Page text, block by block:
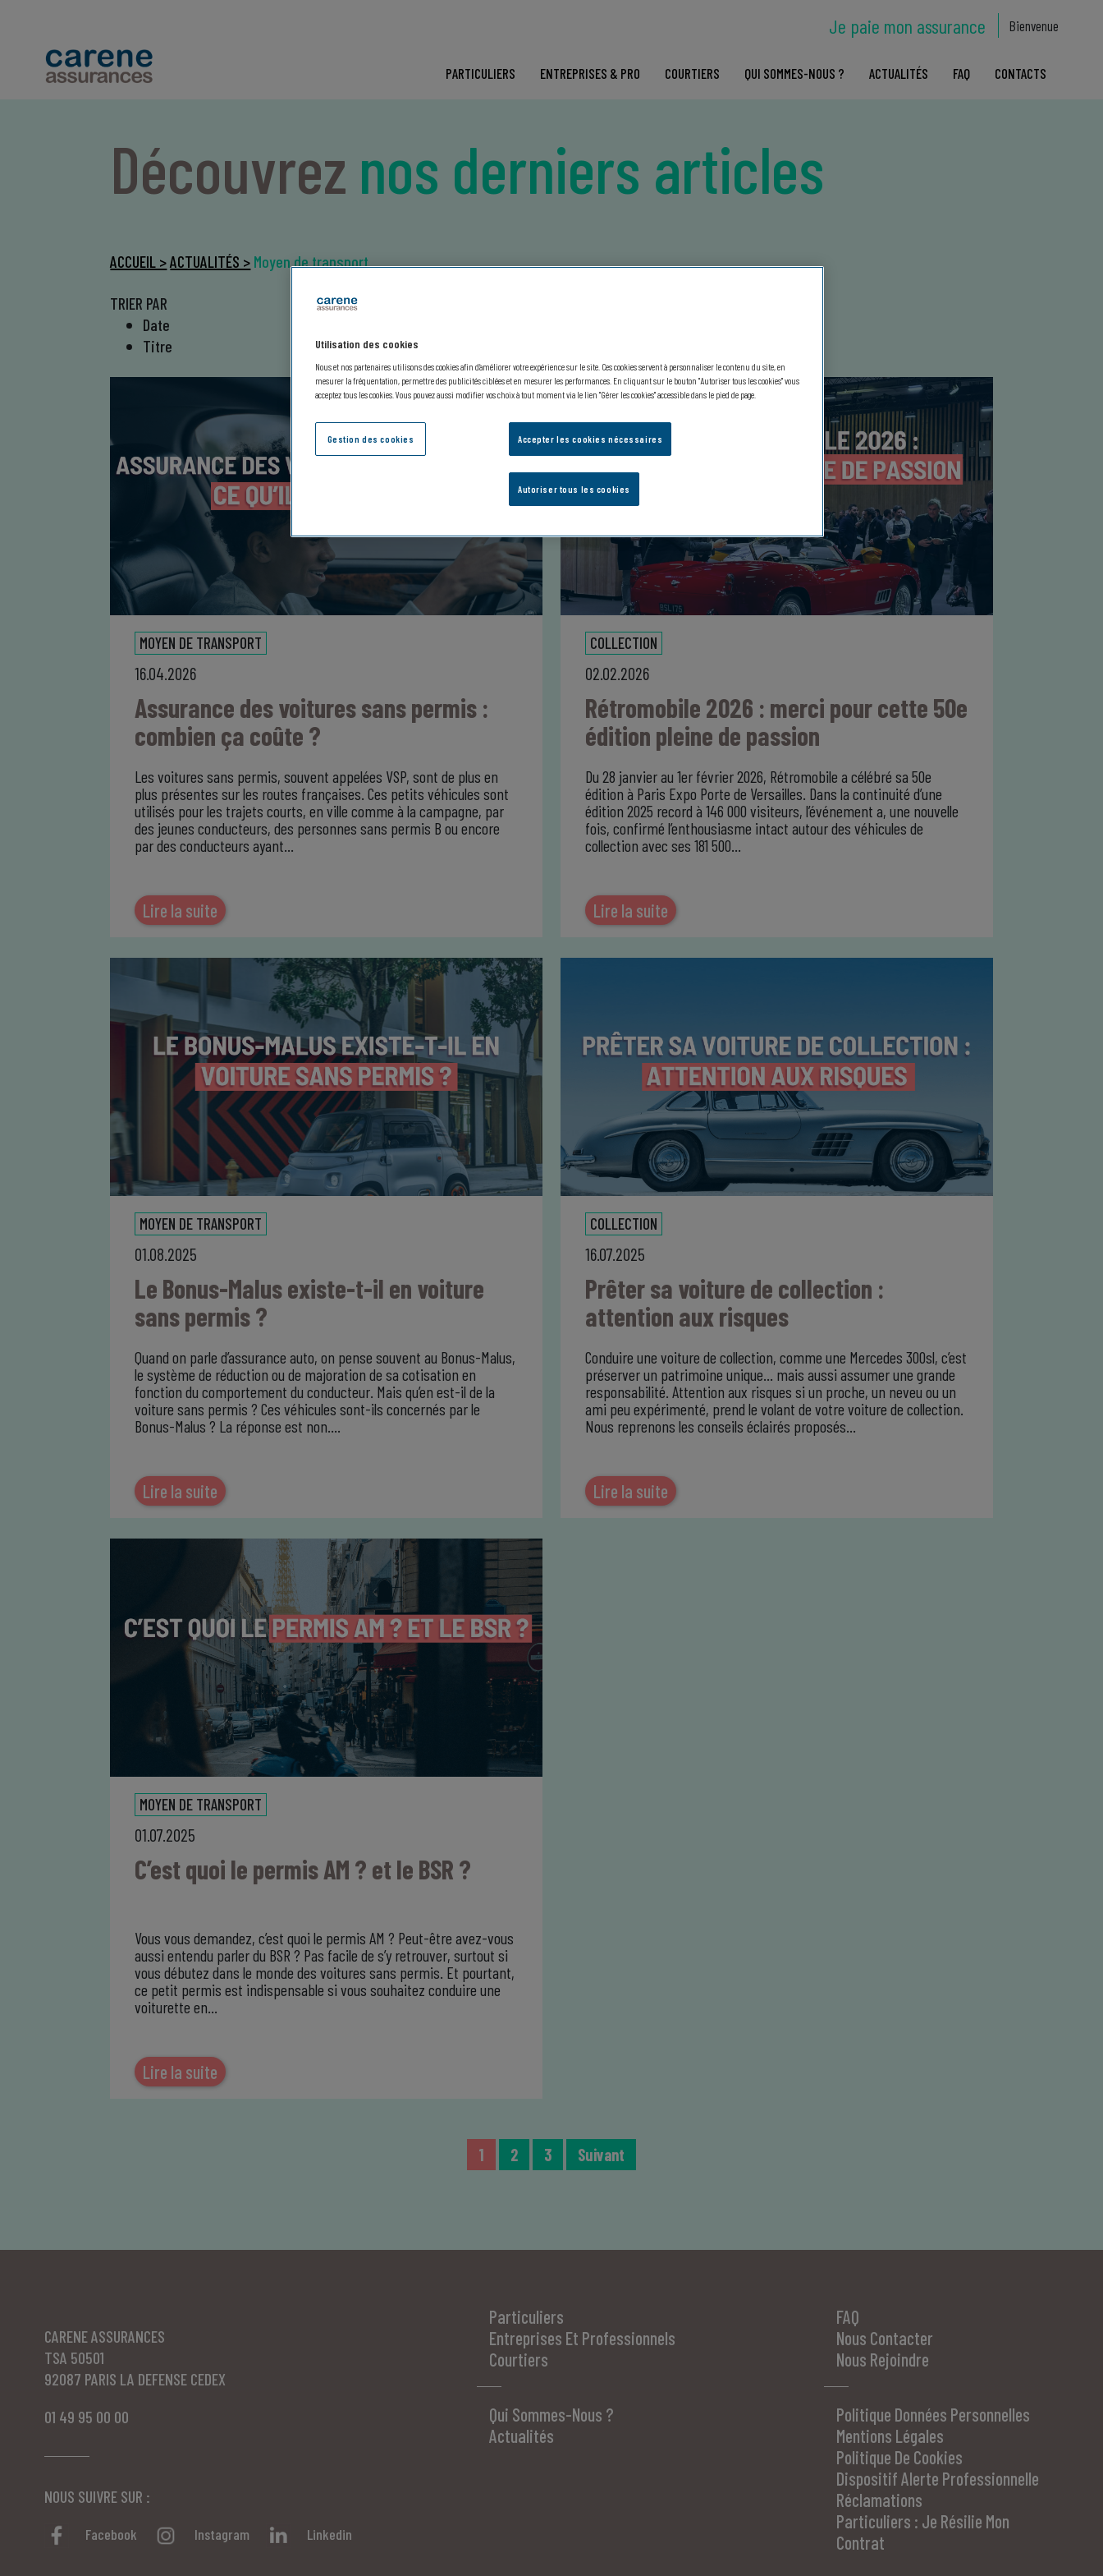
Je paie mon assurance Bienvenue
PARTICULIERS ENTREPRISES & PRO COURTIERS QUI SOMMES-NOUS ? ACTUALITÉS FAQ CONTACTS
Découvrez nos derniers articles
ACCUEIL >ACTUALITÉS > Moyen de transport
TRIER PAR
Date
Titre
MOYEN DE TRANSPORT
16.04.2026
Assurance des voitures sans permis :
combien ça coûte ?
Les voitures sans permis, souvent appelées VSP, sont de plus en
plus présentes sur les routes françaises. Ces petits véhicules sont
utilisés pour les trajets courts, en ville comme à la campagne, par
des jeunes conducteurs, des personnes sans permis B ou encore
par des conducteurs ayant…
Lire la suite
COLLECTION
02.02.2026
Rétromobile 2026 : merci pour cette 50e
édition pleine de passion
Du 28 janvier au 1er février 2026, Rétromobile a célébré sa 50e
édition à Paris Expo Porte de Versailles. Dans la continuité d’une
édition 2025 record à 146 000 visiteurs, l’événement a, une nouvelle
fois, confirmé l’enthousiasme intact autour des véhicules de
collection avec ses 181 500…
Lire la suite
MOYEN DE TRANSPORT
01.08.2025
Le Bonus-Malus existe-t-il en voiture
sans permis ?
Quand on parle d’assurance auto, on pense souvent au Bonus-Malus,
le système de réduction ou de majoration de sa cotisation en
fonction du comportement du conducteur. Mais qu’en est-il de la
voiture sans permis ? Ces véhicules sont-ils concernés par le
Bonus-Malus ? La réponse est non….
Lire la suite
COLLECTION
16.07.2025
Prêter sa voiture de collection :
attention aux risques
Conduire une voiture de collection, comme une Mercedes 300sl, c’est
préserver un patrimoine unique… mais aussi assumer une grande
responsabilité. Attention aux risques si un proche, un neveu ou un
ami peu expérimenté, prend le volant de votre voiture de collection.
Nous reprenons les conseils éclairés proposés…
Lire la suite
MOYEN DE TRANSPORT
01.07.2025
C’est quoi le permis AM ? et le BSR ?
Vous vous demandez, c’est quoi le permis AM ? Peut-être avez-vous
aussi entendu parler du BSR ? Pas facile de s’y retrouver, surtout si
vous débutez dans le monde des voitures sans permis. Et pourtant,
ce petit permis est indispensable si vous souhaitez conduire une
voiturette en…
Lire la suite
1 2 3 Suivant
CARENE ASSURANCES
TSA 50501
92087 PARIS LA DEFENSE CEDEX
01 49 95 00 00
NOUS SUIVRE SUR :
Facebook Instagram Linkedin
Particuliers
Entreprises Et Professionnels
Courtiers
Qui Sommes-Nous ?
Actualités
FAQ
Nous Contacter
Nous Rejoindre
Politique Données Personnelles
Mentions Légales
Politique De Cookies
Dispositif Alerte Professionnelle
Réclamations
Particuliers : Je Résilie Mon
Contrat
Utilisation des cookies
Nous et nos partenaires utilisons des cookies afin d’améliorer votre expérience sur le site. Ces cookies servent à personnaliser le contenu du site, en
mesurer la fréquentation, permettre des publicités ciblées et en mesurer les performances. En cliquant sur le bouton "Autoriser tous les cookies" vous
acceptez tous les cookies. Vous pouvez aussi modifier vos choix à tout moment via le lien "Gérer les cookies" accessible dans le pied de page.
Accepter les cookies nécessaires
Autoriser tous les cookies
Gestion des cookies